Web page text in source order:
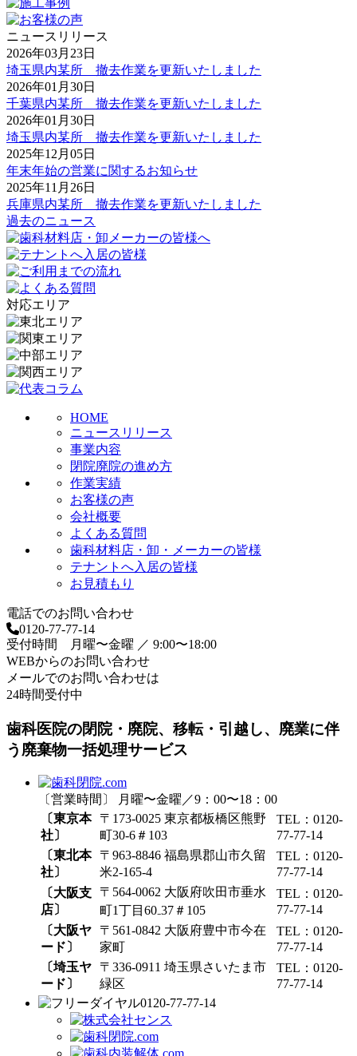
ニュースリリース
2026年03月23日
埼玉県内某所 撤去作業を更新いたしました
2026年01月30日
千葉県内某所 撤去作業を更新いたしました
2026年01月30日
埼玉県内某所 撤去作業を更新いたしました
2025年12月05日
年末年始の営業に関するお知らせ
2025年11月26日
兵庫県内某所 撤去作業を更新いたしました
過去のニュース
対応エリア
HOME
ニュースリリース
事業内容
閉院廃院の進め方
作業実績
お客様の声
会社概要
よくある質問
歯科材料店・卸・メーカーの皆様
テナントへ入居の皆様
お見積もり
電話でのお問い合わせ
0120-77-77-14
受付時間 月曜〜金曜 ／ 9:00〜18:00
WEBからのお問い合わせ
メールでのお問い合わせは
24時間受付中
歯科医院の閉院・廃院、移転・引越し、廃業に伴
う廃棄物一括処理サービス
〔営業時間〕 月曜〜金曜／9：00〜18：00
〔東京本
社〕
〒173-0025 東京都板橋区熊野
町30-6＃103
TEL：0120-
77-77-14
〔東北本
社〕
〒963-8846 福島県郡山市久留
米2-165-4
TEL：0120-
77-77-14
〔大阪支
店〕
〒564-0062 大阪府吹田市垂水
町1丁目60₋37＃105
TEL：0120-
77-77-14
〔大阪ヤ
ード〕
〒561-0842 大阪府豊中市今在
家町
TEL：0120-
77-77-14
〔埼玉ヤ
ード〕
〒336-0911 埼玉県さいたま市
緑区
TEL：0120-
77-77-14
0120-77-77-14